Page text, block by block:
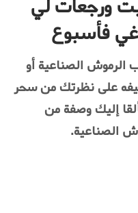
ورجعات لي
فأسبوع
الرموش الصناعية أو
على نظرتك من سحر
إليك وصفة من
الصناعية.